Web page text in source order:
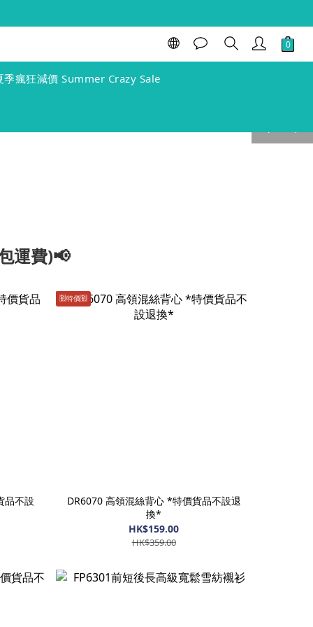
季瘋狂減價 Summer Crazy Sale
運費)📢
品不設
🈹️特價🈹️
DR6070 高領混絲背心 *特價貨品不設退
換*
HK$159.00
HK$359.00